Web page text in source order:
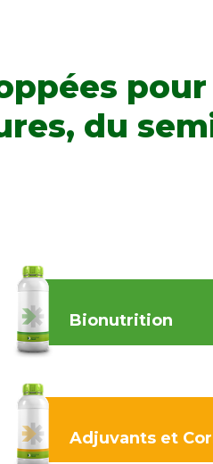
pour
du
Bionutrition
Adjuvants et